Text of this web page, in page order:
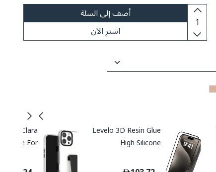
أضف إلى السلة
اشترِ الآن
Levelo 3D Resin Glue
High Silicone
Screen Protector for
Clara
Case For
Max